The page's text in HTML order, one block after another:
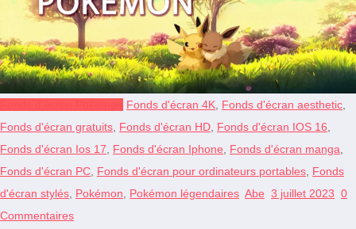
Fonds d'écran 4K, Fonds d'écran aesthetic,
Fonds d'écran gratuits, Fonds d'écran HD, Fonds d'écran IOS 16,
Fonds d'écran Ios 17, Fonds d'écran Iphone, Fonds d'écran manga,
Fonds d'écran PC, Fonds d'écran pour ordinateurs portables, Fonds
d'écran stylés, Pokémon, Pokémon légendaires Abe 3 juillet 2023 0
Commentaires